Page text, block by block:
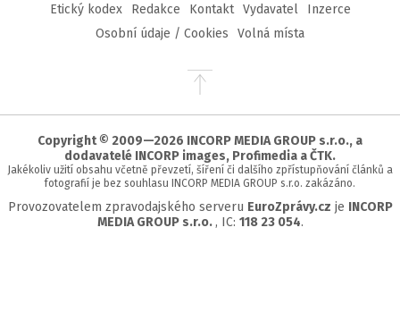
Etický kodex Redakce Kontakt Vydavatel
Inzerce
Osobní údaje / Cookies
Volná místa
Přejít
stránky
Copyright © 2009—2026 INCORP MEDIA GROUP s.r.o., a
dodavatelé INCORP images, Profimedia a ČTK.
Jakékoliv užití obsahu včetně převzetí, šíření či dalšího zpřístupňování článků a
fotografií je bez souhlasu INCORP MEDIA GROUP s.r.o. zakázáno.
Provozovatelem zpravodajského serveru EuroZprávy.cz je INCORP
MEDIA GROUP s.r.o. , IC: 118 23 054.